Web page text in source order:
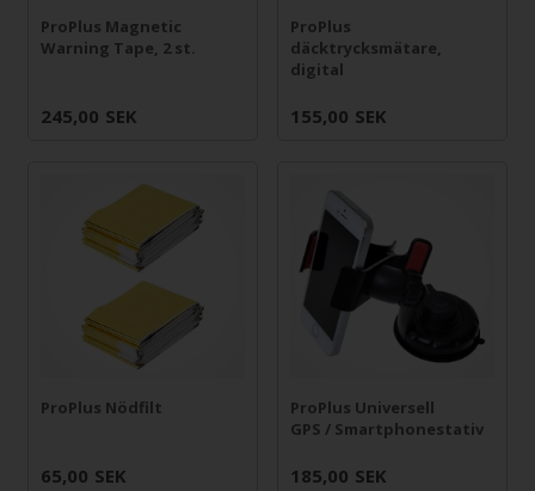
ProPlus Magnetic
Warning Tape, 2 st.
245,00 SEK
ProPlus
däcktrycksmätare,
digital
155,00 SEK
ProPlus Nödfilt
65,00 SEK
ProPlus Universell
GPS / Smartphonestativ
185,00 SEK